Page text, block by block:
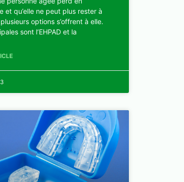
et qu’elle ne peut plus rester à
options s’offrent à elle.
sont l’EHPAD et la